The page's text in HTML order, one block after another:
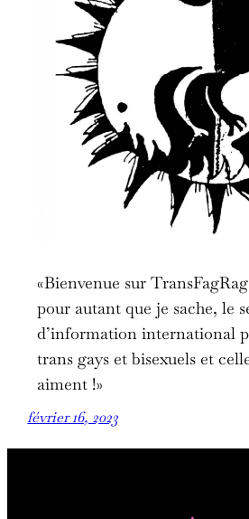
«Bienvenue sur
pour autant que je sache, le
d’information international
trans gays et bisexuels et
aiment !»
février 16, 2023